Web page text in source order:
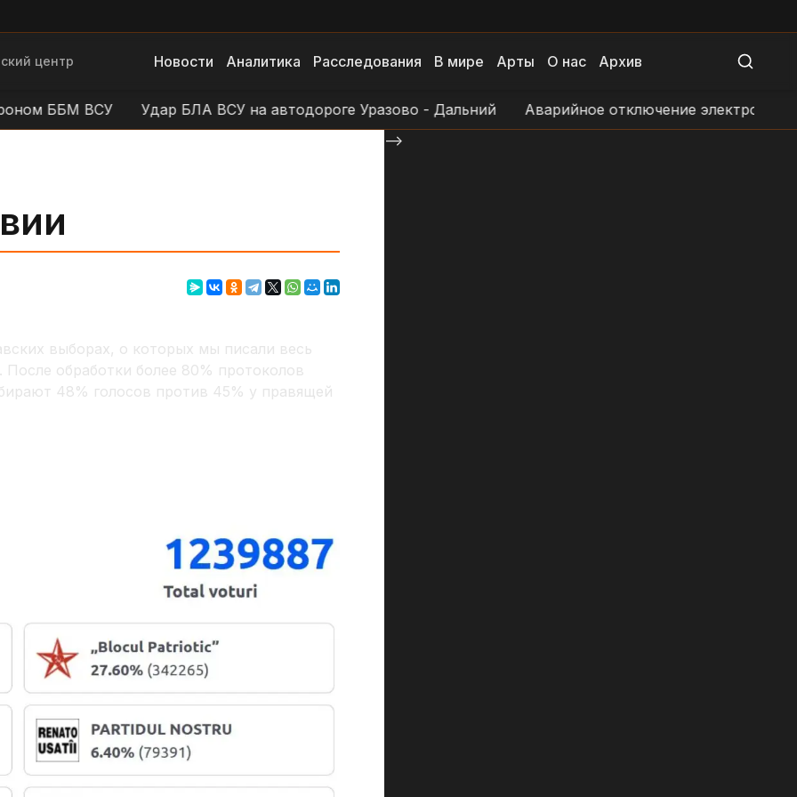
центр Новости Аналитика Расследования В мире Арты О нас Архив
ББМ ВСУ Удар БЛА ВСУ на автодороге Уразово - Дальний Аварийное отключение
выборах, о которых мы писали весь
обработки более 80% протоколов
48% голосов против 45% у правящей
-->